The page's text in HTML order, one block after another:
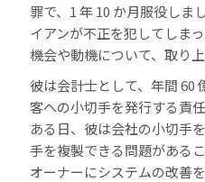
罪で、1 年 10 か月服役しま
イアンが不正を犯してしま
機会や動機について、取り
彼は会計士として、年間 60
客への小切手を発行する責
ある日、彼は会社の小切手
手を複製できる問題がある
オーナーにシステムの改善